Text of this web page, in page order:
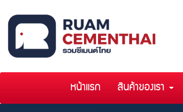
หน้าแรก สินค้าของเรา